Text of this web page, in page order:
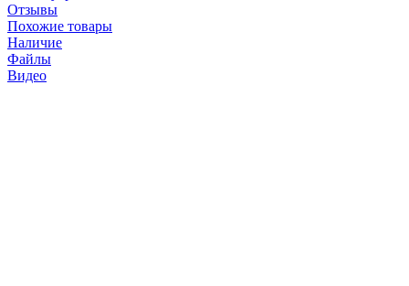
Отзывы
Похожие товары
Наличие
Файлы
Видео